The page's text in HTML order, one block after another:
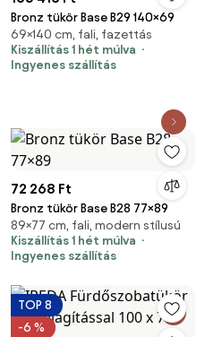
Bronz tükör Base B29 140×69
69×140 cm, fali, fazettás
Kiszállítás 1 hét múlva
Ingyenes szállítás
72 268 Ft
Bronz tükör Base B28 77×89
89×77 cm, fali, modern stílusú
Kiszállítás 1 hét múlva
Ingyenes szállítás
TOP 8
-6 %